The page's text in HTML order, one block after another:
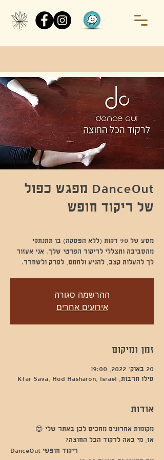
DanceOut מפגש כפול
של ריקוד חופש
מסע של 90 דקות (ללא הפסקה) בו תתנתקי
מהסביבה ותצללי לריקוד הפרטי שלך. אני אעזור
לך להעלות קצב, להניע ולחמם, לפרק ולשחרר.
ההרשמה סגורה
אירועים אחרים
זמן ומיקום
20 באוק׳ 2022, 19:00
סילו תרבות, Kfar Sava, Hod Hasharon, Israel
אודות
מקומות אחרונים מחכים לכן באתר שלי 😍
אז, מי באה לרקוד הכל החוצה?